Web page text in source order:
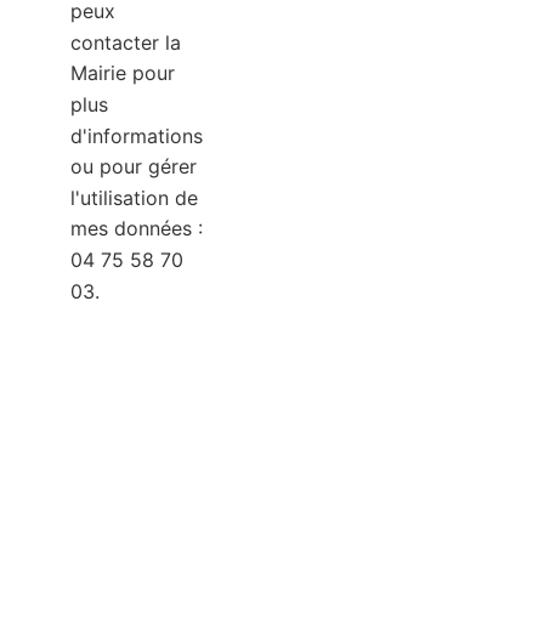
peux
contacter la
Mairie pour
plus
d'informations
ou pour gérer
l'utilisation de
mes données :
04 75 58 70
03.